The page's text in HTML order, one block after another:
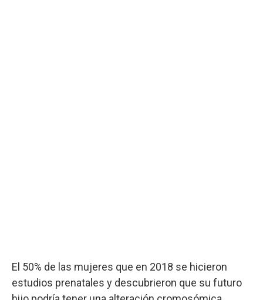
El 50% de las mujeres que en 2018 se hicieron
estudios prenatales y descubrieron que su futuro